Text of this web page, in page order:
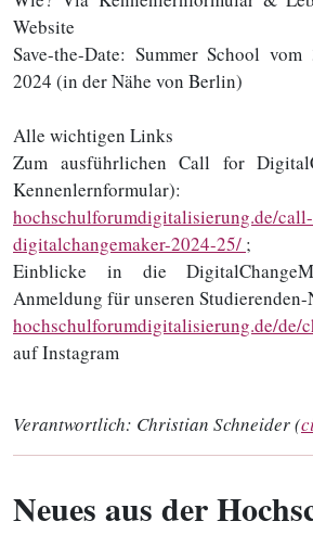
Website
Save-the-Date: Summer School
2024 (in der Nähe von Berlin)
Alle wichtigen Links
Zum ausführlichen Call for
Kennenlernformular):
hochschulforumdigitalisierung.de/
digitalchangemaker-2024-25/ ;
Einblicke in die
Anmeldung für unseren Studierenden-
hochschulforumdigitalisierung.de/de/
auf Instagram
Verantwortlich: Christian Schneider (
Neues aus der